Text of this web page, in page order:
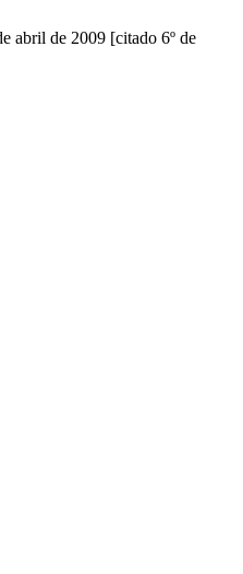
abril de 2009 [citado 6º de